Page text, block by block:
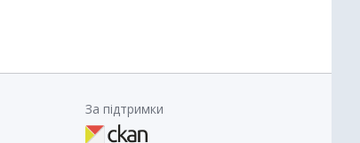
За підтримки